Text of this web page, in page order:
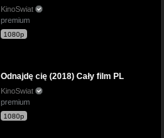
KinoSwiat
premium
1080p
Odnajdę cię (2018) Cały film PL
KinoSwiat
premium
1080p